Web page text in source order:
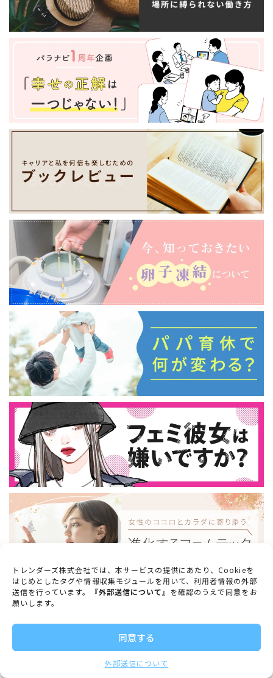
トレンダーズ株式会社では、本サービスの提供にあたり、Cookieを
はじめとしたタグや情報収集モジュールを用いて、利用者情報の外部
送信を行っています。『外部送信について 』を確認のうえで同意をお
願いします。
同意する
外部送信について